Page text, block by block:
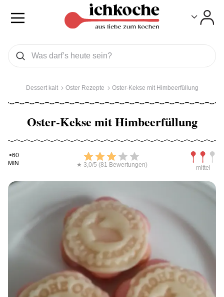
Was wollen Sie suchen
Suchen
Dessert kalt Oster Rezepte Oster-Kekse mit Himbeerfüllung
Oster-Kekse mit Himbeerfüllung
Kochdauer
>60
MIN
Bewerten
★ 3,0/5 (81 Bewertungen) mittel